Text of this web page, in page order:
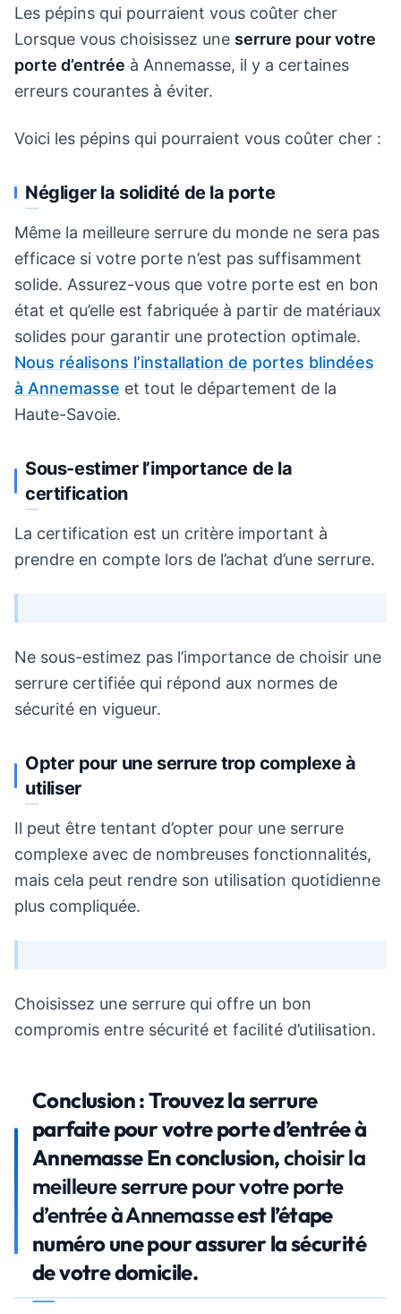
Les pépins qui pourraient vous coûter cher
Lorsque vous choisissez une serrure pour votre
porte d’entrée à Annemasse, il y a certaines
erreurs courantes à éviter.
Voici les pépins qui pourraient vous coûter cher :
Négliger la solidité de la porte
Même la meilleure serrure du monde ne sera pas
efficace si votre porte n’est pas suffisamment
solide. Assurez-vous que votre porte est en bon
état et qu’elle est fabriquée à partir de matériaux
solides pour garantir une protection optimale.
Nous réalisons l’installation de portes blindées
à Annemasse et tout le département de la
Haute-Savoie.
Sous-estimer l’importance de la
certification
La certification est un critère important à
prendre en compte lors de l’achat d’une serrure.
Ne sous-estimez pas l’importance de choisir une
serrure certifiée qui répond aux normes de
sécurité en vigueur.
Opter pour une serrure trop complexe à
utiliser
Il peut être tentant d’opter pour une serrure
complexe avec de nombreuses fonctionnalités,
mais cela peut rendre son utilisation quotidienne
plus compliquée.
Choisissez une serrure qui offre un bon
compromis entre sécurité et facilité d’utilisation.
Conclusion : Trouvez la serrure
parfaite pour votre porte d’entrée à
Annemasse En conclusion,choisir la
meilleure serrure pour votre porte
d’entrée à Annemasseest l’étape
numéro une pour assurer la sécurité
de votre domicile.